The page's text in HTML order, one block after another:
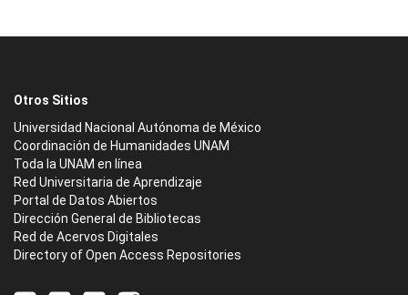
Otros Sitios
Universidad Nacional Autónoma de México
Coordinación de Humanidades UNAM
Toda la UNAM en línea
Red Universitaria de Aprendizaje
Portal de Datos Abiertos
Dirección General de Bibliotecas
Red de Acervos Digitales
Directory of Open Access Repositories